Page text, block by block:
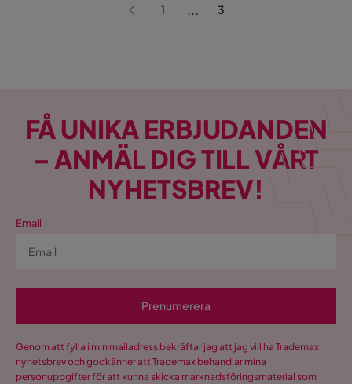
1 ... 3
FÅ UNIKA ERBJUDANDEN
– ANMÄL DIG TILL VÅRT
NYHETSBREV!
Email
Prenumerera
Genom att fylla i min mailadress bekräftar jag att jag vill ha Trademax
nyhetsbrev och godkänner att Trademax behandlar mina
personuppgifter för att kunna skicka marknadsföringsmaterial som